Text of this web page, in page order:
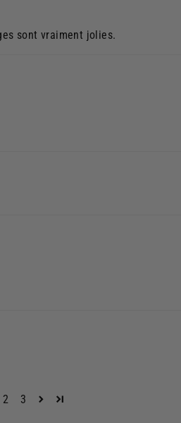
sont vraiment jolies.
2 3